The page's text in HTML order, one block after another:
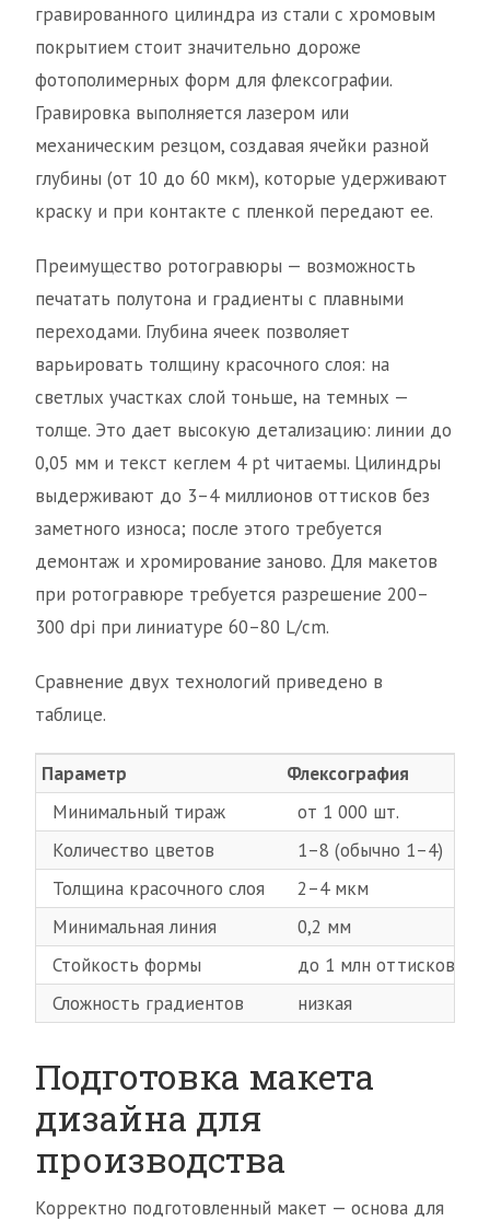
гравированного цилиндра из стали с хромовым
покрытием стоит значительно дороже
фотополимерных форм для флексографии.
Гравировка выполняется лазером или
механическим резцом, создавая ячейки разной
глубины (от 10 до 60 мкм), которые удерживают
краску и при контакте с пленкой передают ее.
Преимущество ротогравюры — возможность
печатать полутона и градиенты с плавными
переходами. Глубина ячеек позволяет
варьировать толщину красочного слоя: на
светлых участках слой тоньше, на темных —
толще. Это дает высокую детализацию: линии до
0,05 мм и текст кеглем 4 pt читаемы. Цилиндры
выдерживают до 3–4 миллионов оттисков без
заметного износа; после этого требуется
демонтаж и хромирование заново. Для макетов
при ротогравюре требуется разрешение 200–
300 dpi при линиатуре 60–80 L/cm.
Сравнение двух технологий приведено в
таблице.
Параметр Флексография
Минимальный тираж
от 1 000 шт.
Количество цветов
1–8 (обычно 1–4)
Толщина красочного слоя
2–4 мкм
Минимальная линия
0,2 мм
Стойкость формы
до 1 млн оттисков
Сложность градиентов
низкая
Подготовка макета
дизайна для
производства
Корректно подготовленный макет — основа для